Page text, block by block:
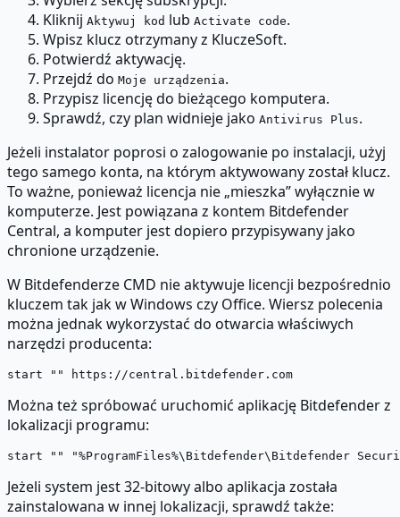
Kliknij Aktywuj kod lub Activate code.
Wpisz klucz otrzymany z KluczeSoft.
Potwierdź aktywację.
Przejdź do Moje urządzenia.
Przypisz licencję do bieżącego komputera.
Sprawdź, czy plan widnieje jako Antivirus Plus.
Jeżeli instalator poprosi o zalogowanie po instalacji, użyj
tego samego konta, na którym aktywowany został klucz.
To ważne, ponieważ licencja nie „mieszka” wyłącznie w
komputerze. Jest powiązana z kontem Bitdefender
Central, a komputer jest dopiero przypisywany jako
chronione urządzenie.
W Bitdefenderze CMD nie aktywuje licencji bezpośrednio
kluczem tak jak w Windows czy Office. Wiersz polecenia
można jednak wykorzystać do otwarcia właściwych
narzędzi producenta:
Można też spróbować uruchomić aplikację Bitdefender z
lokalizacji programu:
Jeżeli system jest 32-bitowy albo aplikacja została
zainstalowana w innej lokalizacji, sprawdź także: